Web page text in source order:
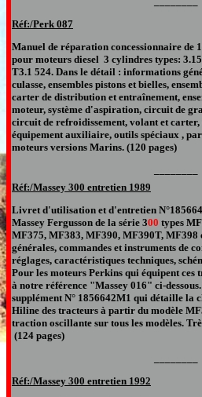
Réf:/Perk 087
Manuel de réparation concessionnaire de
pour moteurs diesel 3 cylindres types:
T3.1 524. Dans le détail : informations
culasse, ensembles pistons et bielles,
carter de distribution et entraînement,
moteur, système d'aspiration, circuit de
circuit de refroidissement, volant et carter,
équipement auxiliaire, outils spéciaux ,
moteurs versions Marins. (120 pages)
Réf:/Massey 300 entretien 1989
Livret d'utilisation et d'entretien N°
Massey Fergusson de la série 300 types
MF375, MF383, MF390, MF390T,
générales, commandes et instruments de
réglages, caractéristiques techniques,
Pour les moteurs Perkins qui équipent
à notre référence "Massey 016" ci-
supplément N° 1856642M1 qui détaille la
Hiline des tracteurs à partir du modèle
traction oscillante sur tous les modèles.
(124 pages)
Réf:/Massey 300 entretien 1992